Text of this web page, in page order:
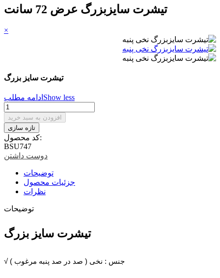
تیشرت سایزبزرگ عرض 72 سانت
×
تیشرت سایز بزرگ
ادامه مطلب Show less
افزودن به سبد خرید
کد محصول:
BSU747
دوست داشتن
توضیحات
جزئیات محصول
نظرات
توضیحات
تیشرت سایز بزرگ